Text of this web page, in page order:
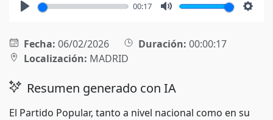
00:17
Fecha: 06/02/2026 Duración: 00:00:17
Localización: MADRID
Resumen generado con IA
El Partido Popular, tanto a nivel nacional como en su